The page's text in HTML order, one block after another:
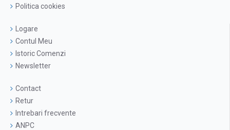
Politica cookies
Logare
Contul Meu
Istoric Comenzi
Newsletter
Contact
Retur
Intrebari frecvente
ANPC